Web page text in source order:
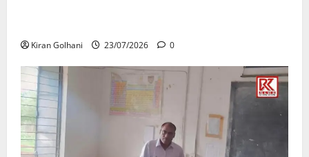
Kiran Golhani 23/07/2026 0